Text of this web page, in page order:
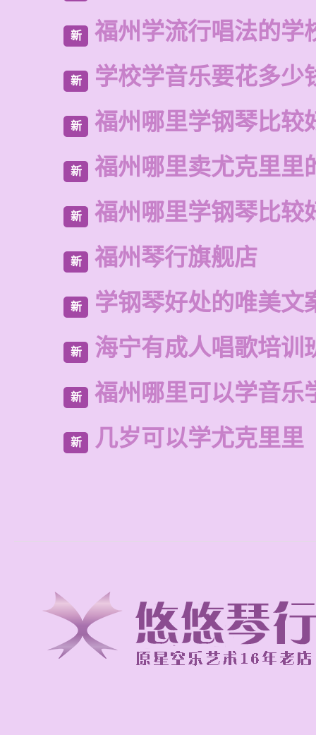
新 福州学流行唱法的学
新 学校学音乐要花多少
新 福州哪里学钢琴比较
新 福州哪里卖尤克里里
新 福州哪里学钢琴比较
新 福州琴行旗舰店
新 学钢琴好处的唯美文
新 海宁有成人唱歌培训
新 福州哪里可以学音乐
新 几岁可以学尤克里里